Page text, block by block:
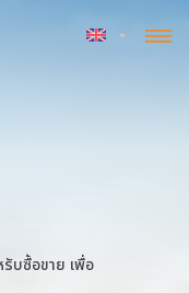
บซื้อขาย เพื่อ